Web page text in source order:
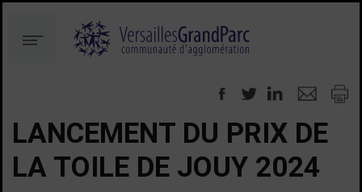
au
contenu
à
Menu
LANCEMENT DU PRIX DE
LA TOILE DE JOUY 2024